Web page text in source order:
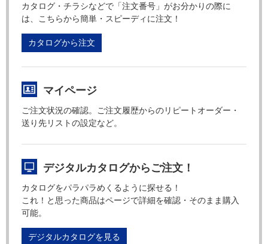
カタログ・チラシなどで「注文番号」がお分かりの際に
は、こちらから簡単・スピーディに注文！
カタログから注文
マイページ
ご注文状況の確認。ご注文履歴からのリピートオーダー・
送り先リストの設定など。
デジタルカタログからご注文！
カタログをパラパラめくるように探せる！
これ！と思った商品はページで詳細を確認・そのまま購入
可能。
デジタルカタログを見る